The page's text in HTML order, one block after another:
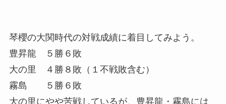
琴櫻の大関時代の対戦成績に着目してみよう。
豊昇龍 ５勝６敗
大の里 ４勝８敗（１不戦敗含む）
霧島 ５勝６敗
大の里にやや苦戦しているが、豊昇龍・霧島には